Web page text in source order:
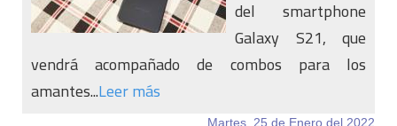
del smartphone
Galaxy S21, que
vendrá acompañado de combos para los
amantes...Leer más
Martes, 25 de Enero del 2022